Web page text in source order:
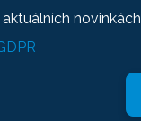
novinkách